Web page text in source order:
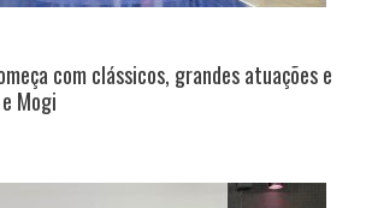
com clássicos, grandes atuações e
Mogi